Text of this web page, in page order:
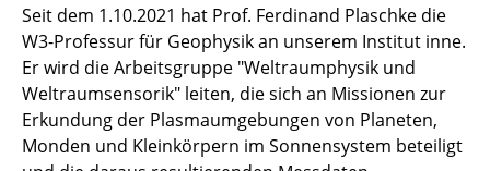
Seit dem 1.10.2021 hat Prof. Ferdinand Plaschke die
W3-Professur für Geophysik an unserem Institut inne.
Er wird die Arbeitsgruppe "Weltraumphysik und
Weltraumsensorik" leiten, die sich an Missionen zur
Erkundung der Plasmaumgebungen von Planeten,
Monden und Kleinkörpern im Sonnensystem beteiligt